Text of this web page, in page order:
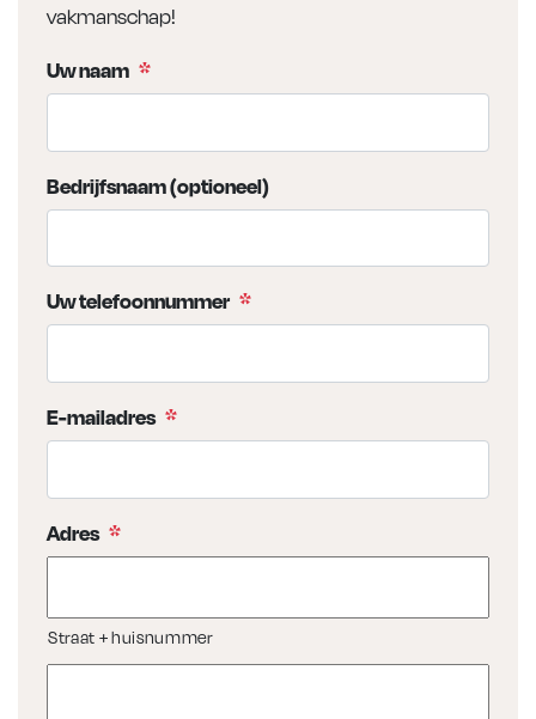
vakmanschap!
Uw naam *
Bedrijfsnaam (optioneel)
Uw telefoonnummer *
E-mailadres *
Adres *
Straat + huisnummer